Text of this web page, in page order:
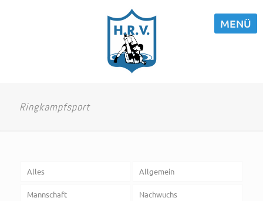
MENÜ
Ringkampfsport
Alles Allgemein
Mannschaft Nachwuchs